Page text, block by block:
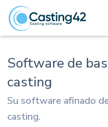
Software de
casting
Su software afinado
casting.